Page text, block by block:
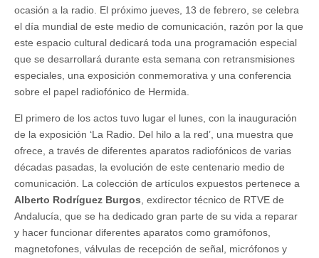
ocasión a la radio. El próximo jueves, 13 de febrero, se celebra
el día mundial de este medio de comunicación, razón por la que
este espacio cultural dedicará toda una programación especial
que se desarrollará durante esta semana con retransmisiones
especiales, una exposición conmemorativa y una conferencia
sobre el papel radiofónico de Hermida.
El primero de los actos tuvo lugar el lunes, con la inauguración
de la exposición ‘La Radio. Del hilo a la red’, una muestra que
ofrece, a través de diferentes aparatos radiofónicos de varias
décadas pasadas, la evolución de este centenario medio de
comunicación. La colección de artículos expuestos pertenece a
Alberto Rodríguez Burgos , exdirector técnico de RTVE de
Andalucía, que se ha dedicado gran parte de su vida a reparar
y hacer funcionar diferentes aparatos como gramófonos,
magnetofones, válvulas de recepción de señal, micrófonos y